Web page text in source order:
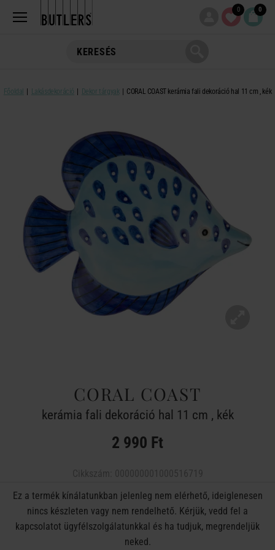
0 0
Főoldal Lakásdekoráció Dekor tárgyak CORAL COAST kerámia fali dekoráció hal 11 cm , kék
CORAL COAST
kerámia fali dekoráció hal 11 cm , kék
2 990 Ft
Ez a termék kínálatunkban jelenleg nem elérhető, ideiglenesen
nincs készleten vagy nem rendelhető. Kérjük, vedd fel a
kapcsolatot ügyfélszolgálatunkkal és ha tudjuk, megrendeljük
neked.